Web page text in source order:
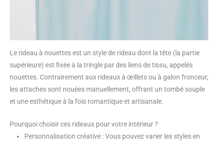
Le rideau à nouettes est un style de rideau dont la tête (la partie
supérieure) est fixée à la tringle par des liens de tissu, appelés
nouettes. Contrairement aux rideaux à œillets ou à galon fronceur,
les attaches sont nouées manuellement, offrant un tombé souple
et une esthétique à la fois romantique et artisanale.
Pourquoi choisir ces rideaux pour votre intérieur ?
Personnalisation créative : Vous pouvez varier les styles en